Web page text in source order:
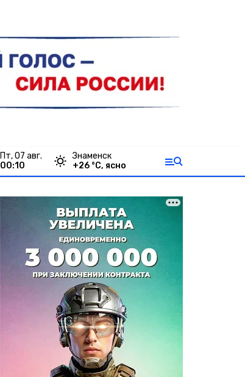
пт, 07 авг.
00:10
Знаменск
+26 °С, ясно